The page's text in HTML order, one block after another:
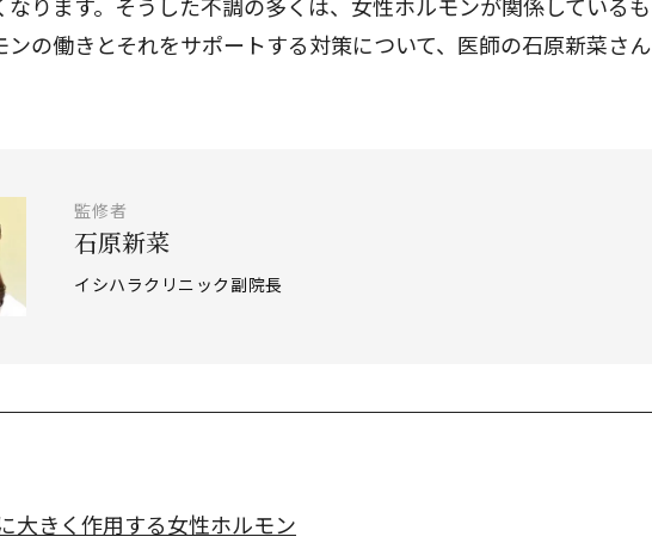
ンの働きとそれをサポートする対策について、医師の石原新菜さん
監修者
石原新菜
イシハラクリニック副院長
大きく作用する女性ホルモン